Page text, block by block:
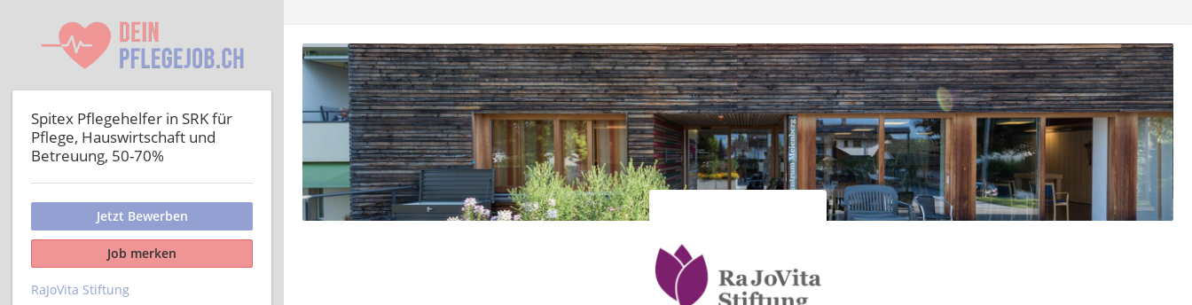
Spitex Pflegehelfer in SRK für
Pflege, Hauswirtschaft und
Betreuung, 50-70%
Jetzt Bewerben
Job merken
RaJoVita Stiftung